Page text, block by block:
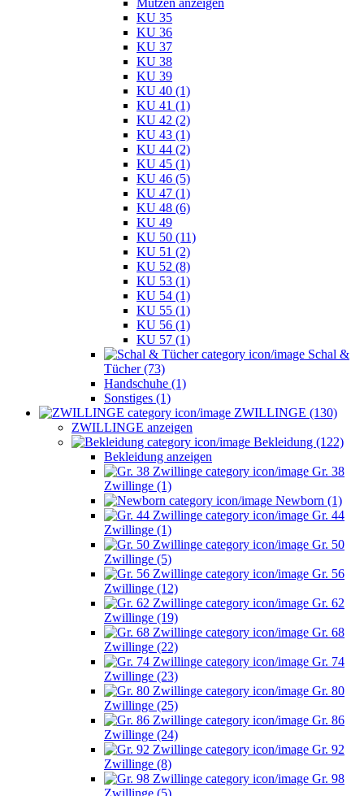
KU 35
KU 36
KU 37
KU 38
KU 39
KU 40 (1)
KU 41 (1)
KU 42 (2)
KU 43 (1)
KU 44 (2)
KU 45 (1)
KU 46 (5)
KU 47 (1)
KU 48 (6)
KU 49
KU 50 (11)
KU 51 (2)
KU 52 (8)
KU 53 (1)
KU 54 (1)
KU 55 (1)
KU 56 (1)
KU 57 (1)
Schal &
Tücher (73)
Handschuhe (1)
Sonstiges (1)
ZWILLINGE (130)
ZWILLINGE anzeigen
Bekleidung (122)
Bekleidung anzeigen
Gr. 38
Zwillinge (1)
Newborn (1)
Gr. 44
Zwillinge (1)
Gr. 50
Zwillinge (5)
Gr. 56
Zwillinge (12)
Gr. 62
Zwillinge (19)
Gr. 68
Zwillinge (22)
Gr. 74
Zwillinge (23)
Gr. 80
Zwillinge (25)
Gr. 86
Zwillinge (24)
Gr. 92
Zwillinge (8)
Gr. 98
Zwillinge (5)